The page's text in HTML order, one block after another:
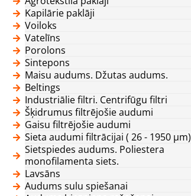
Kapilārie paklāji
Voiloks
Vatelīns
Porolons
Sintepons
Maisu audums. Džutas audums.
Beltings
Industriālie filtri. Centrifūgu filtri
Šķidrumus filtrējošie audumi
Gaisu filtrējošie audumi
Sieta audumi filtrācijai ( 26 - 1950 μm)
Sietspiedes audums. Poliestera
monofilamenta siets.
Lavsāns
Audums sulu spiešanai